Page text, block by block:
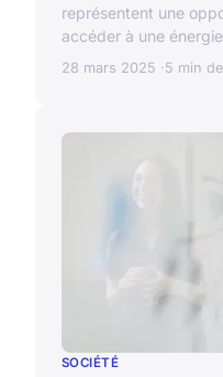
représentent une
accéder à une
28 mars 2025 5 min
SOCIÉTÉ